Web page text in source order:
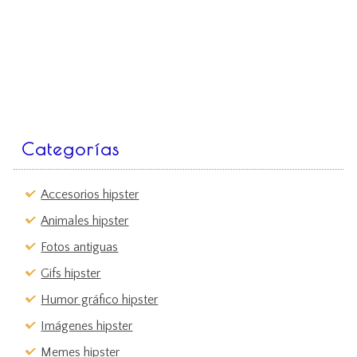
Categorías
Accesorios hipster
Animales hipster
Fotos antiguas
Gifs hipster
Humor gráfico hipster
Imágenes hipster
Memes hipster